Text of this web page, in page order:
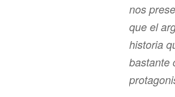
nos
que el
historia
bastante